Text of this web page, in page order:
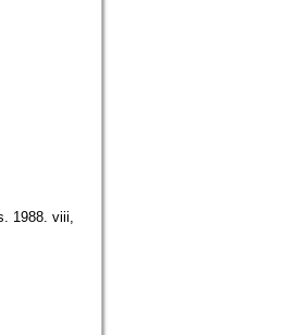
1988. viii,